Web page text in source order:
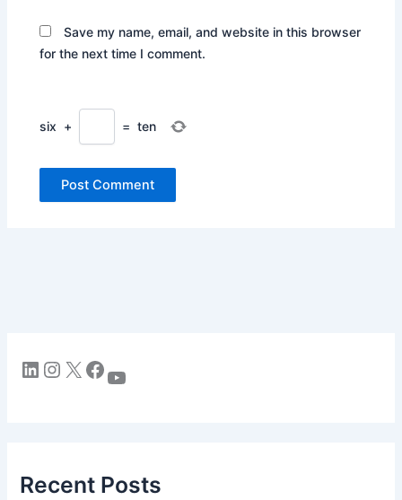
Save my name, email, and website in this browser
for the next time I comment.
six + = ten
LinkedIn Instagram X Facebook YouTube
Recent Posts